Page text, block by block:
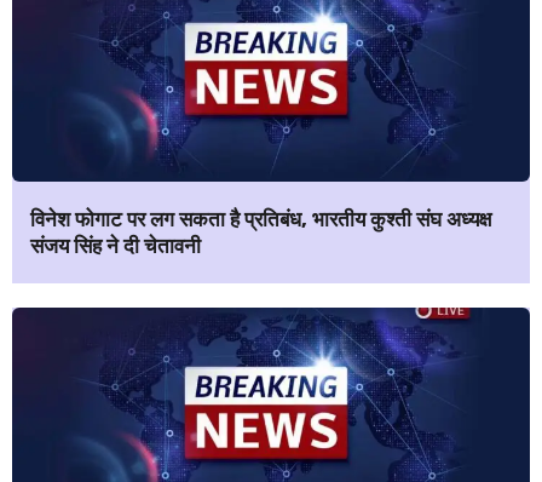
विनेश फोगाट पर लग सकता है प्रतिबंध, भारतीय कुश्ती संघ अध्यक्ष
संजय सिंह ने दी चेतावनी